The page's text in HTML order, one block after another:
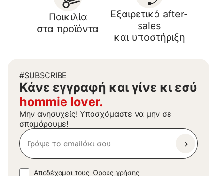
Ποικιλία
στα προϊόντα
Εξαιρετικό after-
sales
και υποστήριξη
#SUBSCRIBE
Kάνε εγγραφή και γίνε κι εσύ
hommie lover.
Μην ανησυχείς! Υποσχόμαστε να μην σε
σπαμάρουμε!
Αποδέχομαι τους Όρους χρήσης